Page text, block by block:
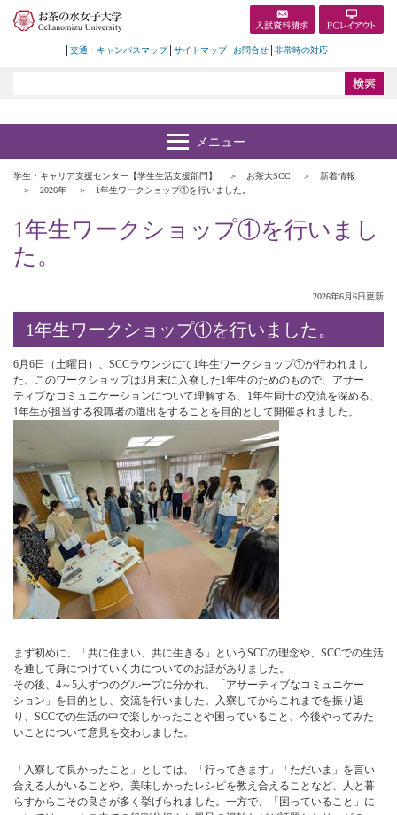
交通・キャンパスマップ サイトマップ お問合せ 非常時の対応
学生・キャリア支援センター【学生生活支援部門】 お茶大SCC
新着情報
2026年
1年生ワークショップ①を行いました。
1年生ワークショップ①を行いまし
た。
2026年6月6日更新
1年生ワークショップ①を行いました。
6月6日（土曜日）、SCCラウンジにて1年生ワークショップ①が行われまし
た。このワークショップは3月末に入寮した1年生のためのもので、アサー
ティブなコミュニケーションについて理解する、1年生同士の交流を深める、
1年生が担当する役職者の選出をすることを目的として開催されました。
まず初めに、「共に住まい、共に生きる」というSCCの理念や、SCCでの生活
を通して身につけていく力についてのお話がありました。
その後、4～5人ずつのグループに分かれ、「アサーティブなコミュニケー
ション」を目的とし、交流を行いました。入寮してからこれまでを振り返
り、SCCでの生活の中で楽しかったことや困っていること、今後やってみた
いことについて意見を交わしました。
「入寮して良かったこと」としては、「行ってきます」「ただいま」を言い
合える人がいることや、美味しかったレシピを教え合えることなど、人と暮
らすからこその良さが多く挙げられました。一方で、「困っていること」に